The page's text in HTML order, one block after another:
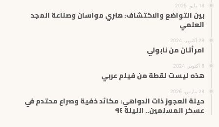
18 مايو، 2025
بين التواضع والاكتشاف: هنري مواسان وصناعة المجد
العلمي
29 أكتوبر، 2024
امرأتان من نابولي
8 أكتوبر، 2024
هذه ليست لقطة من فيلم عربي
28 مارس، 2026
حيلة العجوز ذات الدواهي: مكائد خفية وصراع محتدم في
عسكر المسلمين.. الليلة ٩٤